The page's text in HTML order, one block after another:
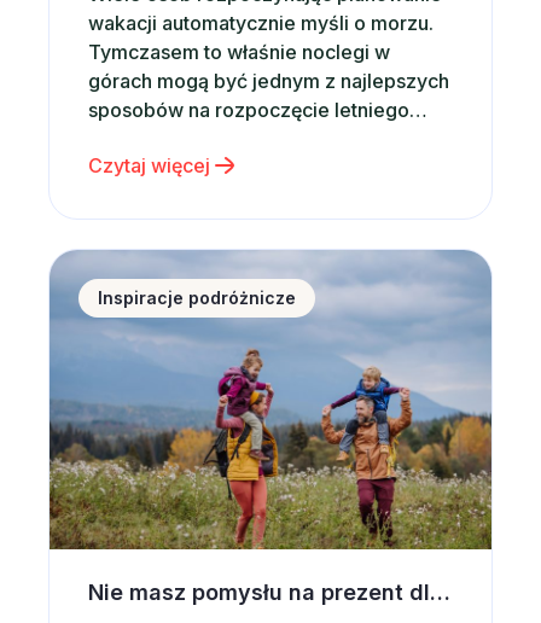
wakacji automatycznie myśli o morzu.
Tymczasem to właśnie noclegi w
górach mogą być jednym z najlepszych
sposobów na rozpoczęcie letniego
krajobrazy, świeże powietrze,
aktywnego wypoczynku sprawiają, że
Zakopane od lat pozostaje jednym z
najchętniej wybieranych kierunków w
Polsce. Co ważne, Zakopane jest
miejscem, które sprawdza się…
Czytaj więcej
Nie masz pomysłu na prezent dla dziecka? Postaw
Inspiracje podróżnicze
Nie masz pomysłu na prezent dla dziecka? Postaw na wspólną wycieczkę